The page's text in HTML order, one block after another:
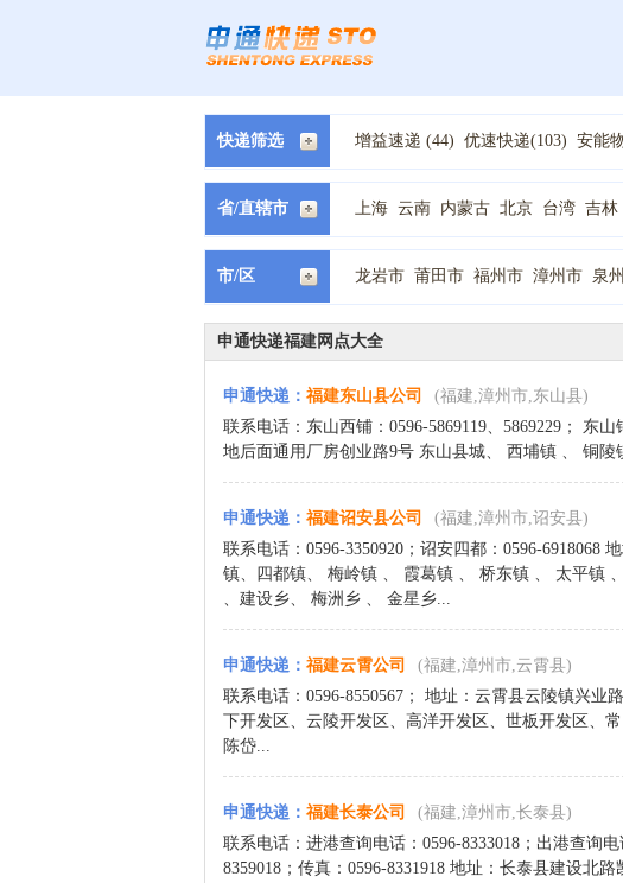
快递筛选 增益速递 (44) 优速快递(103) 安能
中通快递(198) 国通快递(195) 韵达
EMS快递(4)
中铁快运 (8) 中铁物
省/直辖市 上海 云南 内蒙古 北京 台湾 吉林
甘肃 福建 西藏 贵州 辽宁 重庆
市/区 龙岩市 莆田市 福州市 漳州市 泉
申通快递福建网点大全
申通快递 ： 福建东山县公司
(福建,漳州市,东山县)
联系电话：东山西铺：0596-5869119、5869229； 东
地后面通用厂房创业路9号 东山县城、 西埔镇 、 铜
申通快递 ： 福建诏安县公司
(福建,漳州市,诏安县)
联系电话：0596-3350920；诏安四都：0596-6918068
镇、四都镇、 梅岭镇 、 霞葛镇 、 桥东镇 、 太平镇
、建设乡、 梅洲乡 、 金星乡...
申通快递 ： 福建云霄公司
(福建,漳州市,云霄县)
联系电话：0596-8550567； 地址：云霄县云陵镇兴
下开发区、云陵开发区、高洋开发区、世板开发区、
陈岱...
申通快递 ： 福建长泰公司
(福建,漳州市,长泰县)
联系电话：进港查询电话：0596-8333018；出港查询
8359018；传真：0596-8331918 地址：长泰县建设北